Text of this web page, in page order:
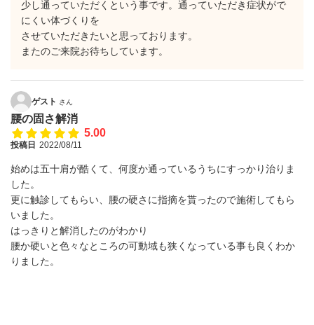
少し通っていただくという事です。通っていただき症状がで
にくい体づくりを
させていただきたいと思っております。
またのご来院お待ちしています。
ゲスト さん
腰の固さ解消
5.00
投稿日 2022/08/11
始めは五十肩が酷くて、何度か通っているうちにすっかり治りま
した。
更に触診してもらい、腰の硬さに指摘を貰ったので施術してもら
いました。
はっきりと解消したのがわかり
腰か硬いと色々なところの可動域も狭くなっている事も良くわか
りました。